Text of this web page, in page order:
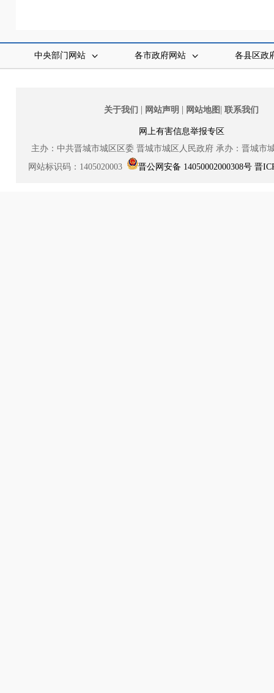
中央部门网站 各市政府网站 各县区政
关于我们 | 网站声明 | 网站地图 | 联系我们
网上有害信息举报专区
主办：中共晋城市城区区委 晋城市城区人民政府 承办：晋城市
网站标识码：1405020003
晋公网安备 14050002000308号 晋